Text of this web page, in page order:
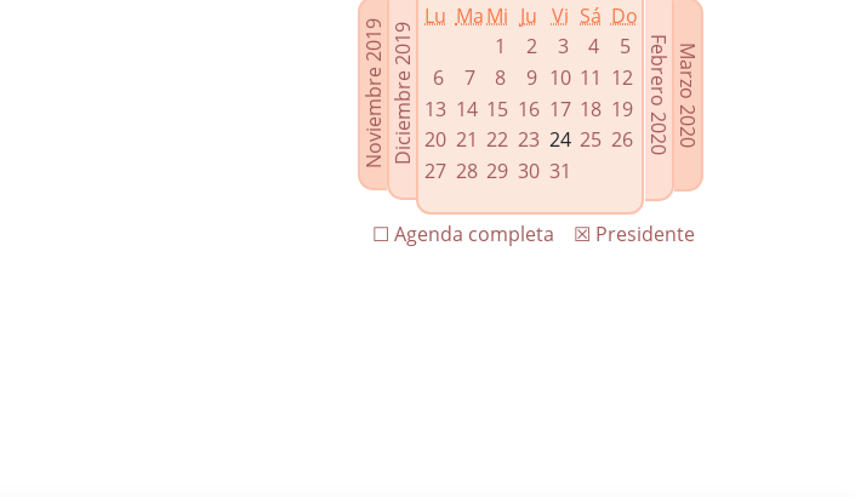
Noviembre 2019Diciembre 2019
Lu MaMi Ju Vi Sá Do
1
2 3 4
5
6
7 8 9 10 11 12
13 14 15 16 17 18 19
20 21 22 23 24 25 26
27 28 29 30 31
Marzo 2020
Febrero 2020
☒ Presidente
☐ Agenda completa